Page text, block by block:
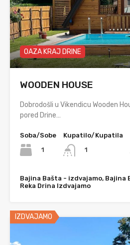
OAZA KRAJ DRINE
WOODEN HOUSE
Dobrodošli u Vikendicu Wooden
pored Drine…
Soba/Sobe
1
Kupatilo/Kupatila
1
Bajina Bašta - izdvajamo, Bajina
Reka Drina Izdvajamo
IZDVAJAMO